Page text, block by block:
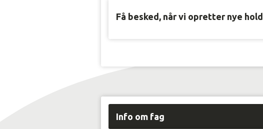
Få besked, når vi opretter nye hold
Info om fag